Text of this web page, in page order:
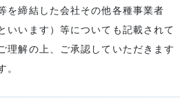
を締結した会社その他各種事業者
いいます）等についても記載されて
理解の上、ご承認していただきます
。